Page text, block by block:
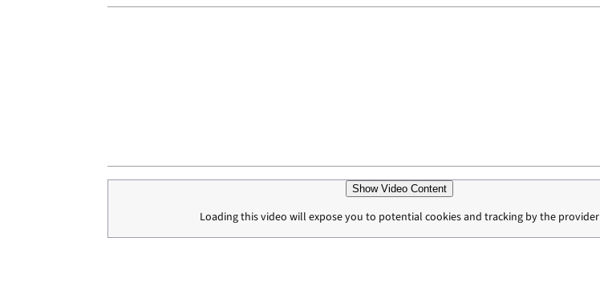
Show Video Content
Loading this video will expose you to potential cookies and tracking by the provider